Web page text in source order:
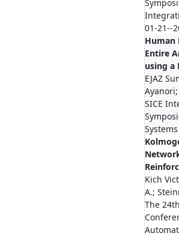
01-21--
Entire
using a
EJAZ
Ayanori;
SICE
Kich
A.;
The